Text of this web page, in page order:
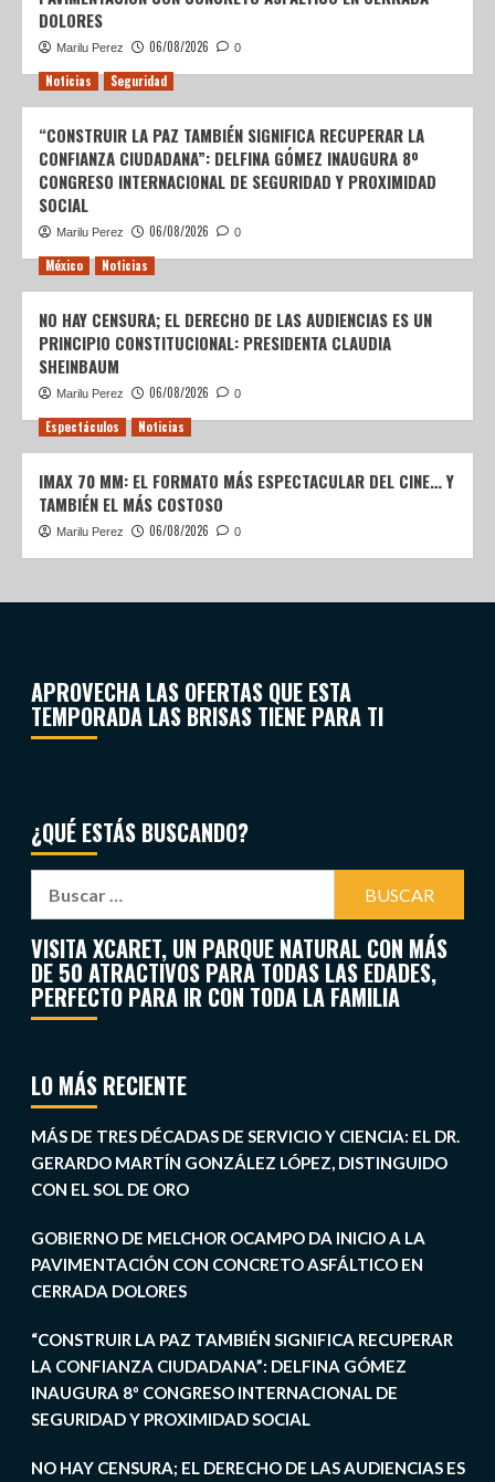
DOLORES
Marilu Perez 06/08/2026 0
Noticias Seguridad
“CONSTRUIR LA PAZ TAMBIÉN SIGNIFICA RECUPERAR LA
CONFIANZA CIUDADANA”: DELFINA GÓMEZ INAUGURA 8º
CONGRESO INTERNACIONAL DE SEGURIDAD Y PROXIMIDAD
SOCIAL
Marilu Perez 06/08/2026 0
México Noticias
NO HAY CENSURA; EL DERECHO DE LAS AUDIENCIAS ES UN
PRINCIPIO CONSTITUCIONAL: PRESIDENTA CLAUDIA
SHEINBAUM
Marilu Perez 06/08/2026 0
Espectáculos Noticias
IMAX 70 MM: EL FORMATO MÁS ESPECTACULAR DEL CINE… Y
TAMBIÉN EL MÁS COSTOSO
Marilu Perez 06/08/2026 0
APROVECHA LAS OFERTAS QUE ESTA
TEMPORADA LAS BRISAS TIENE PARA TI
¿QUÉ ESTÁS BUSCANDO?
VISITA XCARET, UN PARQUE NATURAL CON MÁS
DE 50 ATRACTIVOS PARA TODAS LAS EDADES,
PERFECTO PARA IR CON TODA LA FAMILIA
LO MÁS RECIENTE
MÁS DE TRES DÉCADAS DE SERVICIO Y CIENCIA: EL DR.
GERARDO MARTÍN GONZÁLEZ LÓPEZ, DISTINGUIDO
CON EL SOL DE ORO
GOBIERNO DE MELCHOR OCAMPO DA INICIO A LA
PAVIMENTACIÓN CON CONCRETO ASFÁLTICO EN
CERRADA DOLORES
“CONSTRUIR LA PAZ TAMBIÉN SIGNIFICA RECUPERAR
LA CONFIANZA CIUDADANA”: DELFINA GÓMEZ
INAUGURA 8º CONGRESO INTERNACIONAL DE
SEGURIDAD Y PROXIMIDAD SOCIAL
NO HAY CENSURA; EL DERECHO DE LAS AUDIENCIAS ES